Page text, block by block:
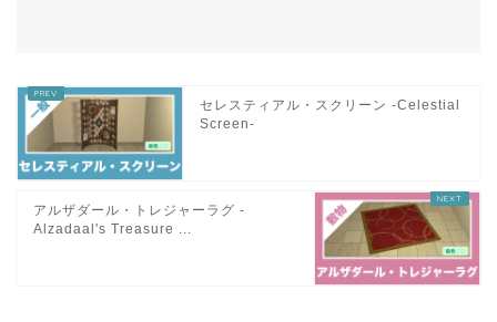
セレスティアル・スクリーン -Celestial
Screen-
アルザダール・トレジャーラグ -
Alzadaal's Treasure ...